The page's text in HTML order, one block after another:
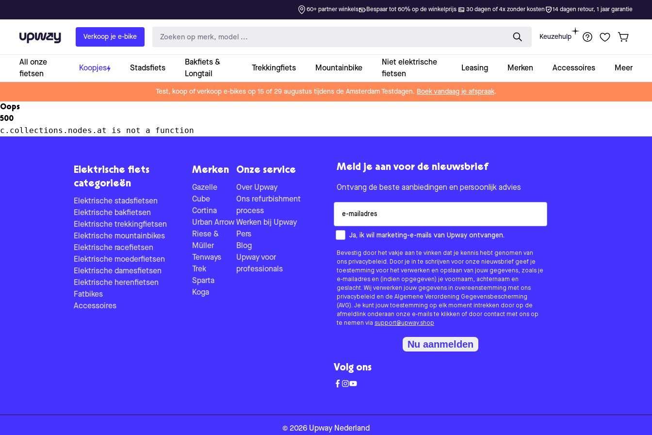
60+ partner winkels Bespaar tot 60% op de winkelprijs 30 dagen of 4x zonder kosten 14 dagen retour, 1 jaar garantie
Upway Verkoop je e-bike Keuzehulp
All onze
fietsen
Koopjes Stadsfiets
Bakfiets &
Longtail
Trekkingfiets Mountainbike
Niet elektrische
fietsen
Leasing Merken Accessoires Meer
Test, koop of verkoop e-bikes op 15 of 29 augustus tijdens de Amsterdam Testdagen. Boek vandaag je afspraak.
Oops
500
c.collections.nodes.at is not a function
Elektrische fiets
categorieën
Elektrische stadsfietsen
Elektrische bakfietsen
Elektrische trekkingfietsen
Elektrische mountainbikes
Elektrische racefietsen
Elektrische moederfietsen
Elektrische damesfietsen
Elektrische herenfietsen
Fatbikes
Accessoires
Merken
Gazelle
Cube
Cortina
Urban Arrow
Riese &
Müller
Tenways
Trek
Sparta
Koga
Onze service
Over Upway
Ons refurbishment
process
Werken bij Upway
Pers
Blog
Upway voor
professionals
Meld je aan voor de nieuwsbrief
Ontvang de beste aanbiedingen en persoonlijk advies
How would you like to hear from us?
Ja, ik wil marketing-e-mails van Upway ontvangen.
Bevestig door het vakje aan te vinken dat je kennis hebt genomen van
ons privacybeleid. Door je in te schrijven voor onze nieuwsbrief geef je
toestemming voor het verwerken en opslaan van jouw gegevens, zoals je
e-mailadres en (indien opgegeven) je voornaam, achternaam en
geslacht. Wij verwerken jouw gegevens in overeenstemming met ons
privacybeleid en de Algemene Verordening Gegevensbescherming
(AVG). Je kunt jouw toestemming op elk moment intrekken door op de
afmeldlink onderaan onze e-mails te klikken of door contact met ons op
te nemen via support@upway.shop
Nu aanmelden
Volg ons
© 2026 Upway Nederland